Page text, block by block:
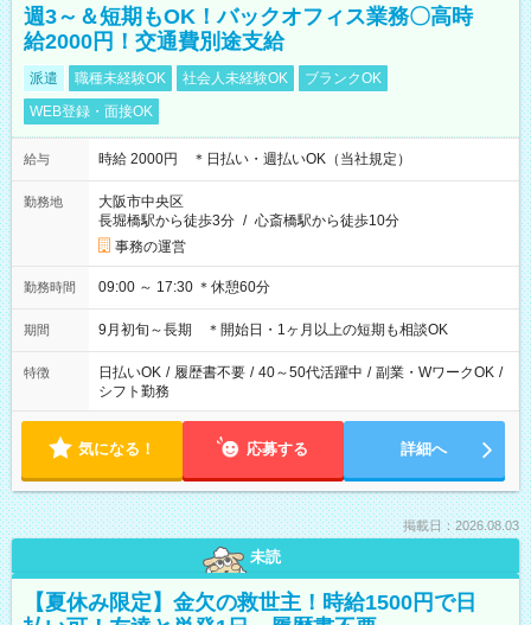
週3～＆短期もOK！バックオフィス業務〇高時
給2000円！交通費別途支給
派遣 職種未経験OK 社会人未経験OK
ブランクOK
WEB登録・面接OK
給与 時給 2000円 ＊日払い・週払いOK（当社規定）
勤務地
大阪市中央区
長堀橋駅から徒歩3分 / 心斎橋駅から徒歩10分
事務の運営
勤務時間 09:00 ～ 17:30 ＊休憩60分
期間 9月初旬～長期 ＊開始日・1ヶ月以上の短期も相談OK
特徴 日払いOK / 履歴書不要 / 40～50代活躍中 / 副業・WワークOK /
シフト勤務
気になる！ 応募する 詳細へ
掲載日：2026.08.03
未読
【夏休み限定】金欠の救世主！時給1500円で日